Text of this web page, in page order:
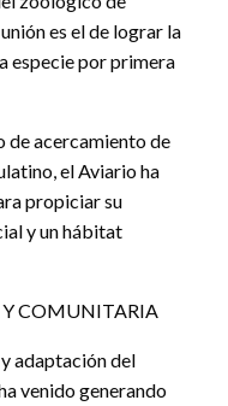
es el de lograr la
especie por primera
de acercamiento de
el Aviario ha
propiciar su
y un hábitat
Y COMUNITARIA
adaptación del
venido generando